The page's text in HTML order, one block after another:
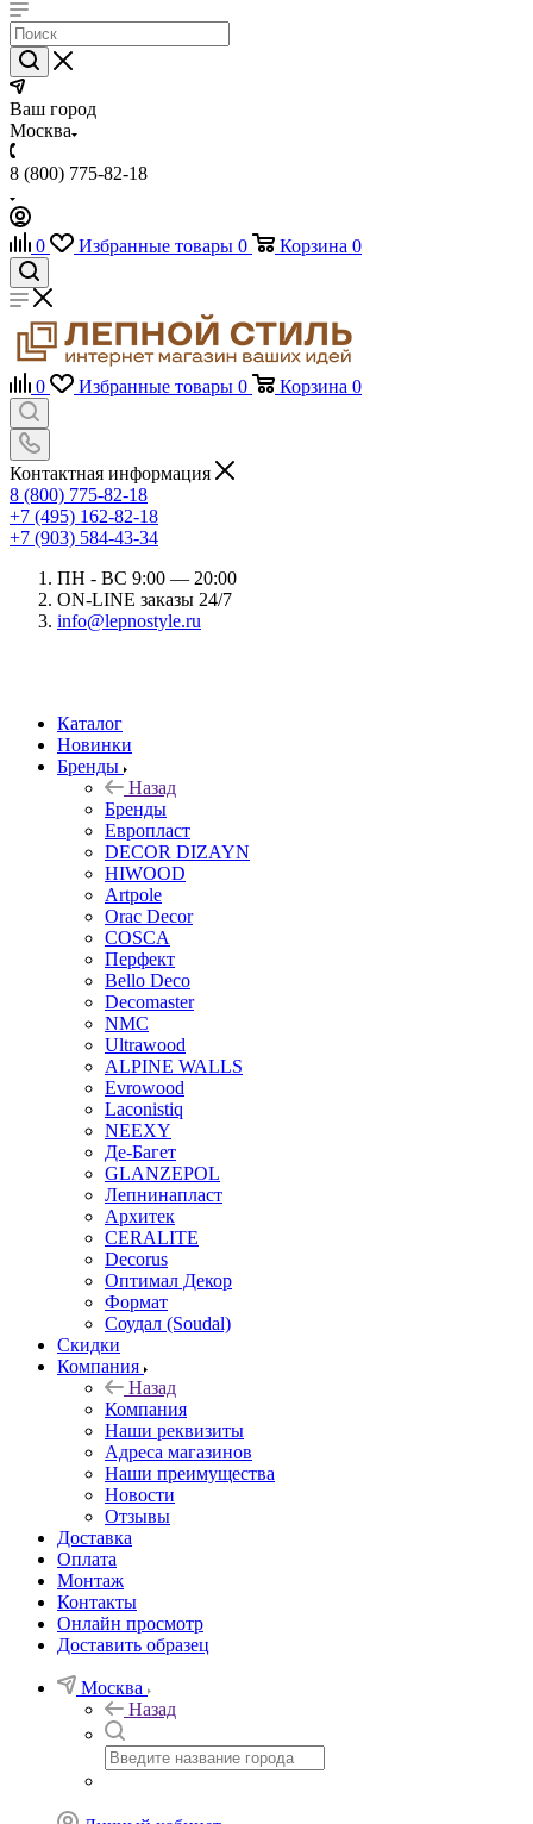
Ваш город
Москва
8 (800) 775-82-18
0 Избранные товары 0 Корзина 0
0 Избранные товары 0 Корзина 0
Контактная информация
8 (800) 775-82-18
+7 (495) 162-82-18
+7 (903) 584-43-34
ПН - ВС 9:00 — 20:00
ON-LINE заказы 24/7
info@lepnostyle.ru
Каталог
Новинки
Бренды
Назад
Бренды
Европласт
DECOR DIZAYN
HIWOOD
Artpole
Orac Decor
COSCA
Перфект
Bello Deco
Decomaster
NMС
Ultrawood
ALPINE WALLS
Evrowood
Laconistiq
NEEXY
Де-Багет
GLANZEPOL
Лепнинапласт
Архитек
CERALITE
Decorus
Оптимал Декор
Формат
Соудал (Soudal)
Скидки
Компания
Назад
Компания
Наши реквизиты
Адреса магазинов
Наши преимущества
Новости
Отзывы
Доставка
Оплата
Монтаж
Контакты
Онлайн просмотр
Доставить образец
Москва
Назад